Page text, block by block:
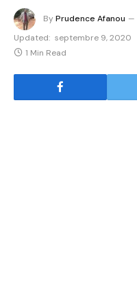
ByPrudence Afanou
Updated: septembre 9, 2020
1 Min Read